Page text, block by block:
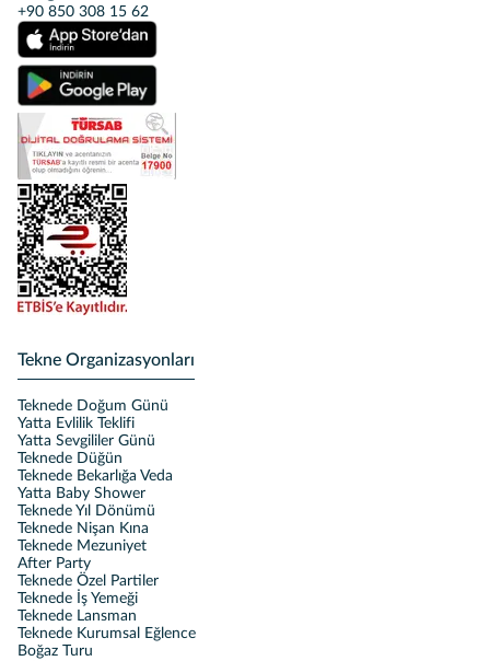
+90 850 308 15 62
Tekne Organizasyonları
Teknede Doğum Günü
Yatta Evlilik Teklifi
Yatta Sevgililer Günü
Teknede Düğün
Teknede Bekarlığa Veda
Yatta Baby Shower
Teknede Yıl Dönümü
Teknede Nişan Kına
Teknede Mezuniyet
After Party
Teknede Özel Partiler
Teknede İş Yemeği
Teknede Lansman
Teknede Kurumsal Eğlence
Boğaz Turu